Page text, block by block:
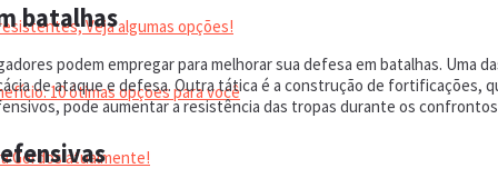
Veja algumas opções!
10 ótimas opções para você
Gordos atualmente!
batalhas
podem empregar para melhorar sua defesa em batalhas.
de ataque e defesa. Outra tática é a construção de
pode aumentar a resistência das tropas durante os